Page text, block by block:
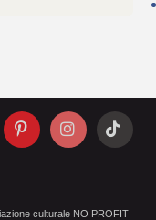
culturale NO PROFIT